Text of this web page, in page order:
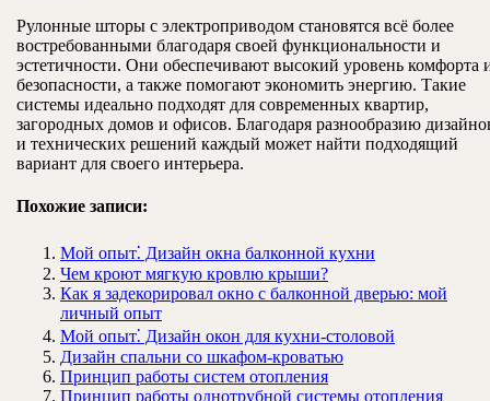
Рулонные шторы с электроприводом становятся всё более
востребованными благодаря своей функциональности и
эстетичности. Они обеспечивают высокий уровень комфорта
безопасности, а также помогают экономить энергию. Такие
системы идеально подходят для современных квартир,
загородных домов и офисов. Благодаря разнообразию
и технических решений каждый может найти подходящий
вариант для своего интерьера.
Похожие записи:
Мой опыт⁚ Дизайн окна балконной кухни
Чем кроют мягкую кровлю крыши?
Как я задекорировал окно с балконной дверью: мой
личный опыт
Мой опыт⁚ Дизайн окон для кухни-столовой
Дизайн спальни со шкафом-кроватью
Принцип работы систем отопления
Принцип работы однотрубной системы отопления